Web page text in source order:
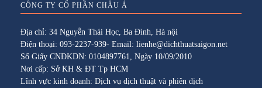
CÔNG TY CỔ PHẦN CHÂU Á
Địa chỉ: 34 Nguyễn Thái Học, Ba Đình, Hà nội
Điện thoại: 093-2237-939- Email: lienhe@dichthuatsaigon.net
Số Giấy CNĐKDN: 0104897761, Ngày 10/09/2010
Nơi cấp: Sở KH & ĐT Tp HCM
Lĩnh vực kinh doanh: Dịch vụ dịch thuật và phiên dịch